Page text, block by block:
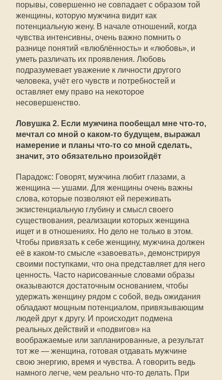
порывы, совершенно не совпадает с образом той
женщины, которую мужчина видит как
потенциальную жену. В начале отношений, когда
чувства интенсивны, очень важно помнить о
разнице понятий «влюблённость» и «любовь», и
уметь различать их проявления. Любовь
подразумевает уважение к личности другого
человека, учёт его чувств и потребностей и
оставляет ему право на некоторое
несовершенство.
Ловушка 2. Если мужчина пообещал мне что-то,
мечтал со мной о каком-то будущем, выражал
намерение и планы что-то со мной сделать,
значит, это обязательно произойдёт
Парадокс: Говорят, мужчина любит глазами, а
женщина — ушами. Для женщины очень важны
слова, которые позволяют ей переживать
экзистенциальную глубину и смысл своего
существования, реализации которых женщина
ищет и в отношениях. Но дело не только в этом.
Чтобы привязать к себе женщину, мужчина должен
её в каком-то смысле «завоевать», демонстрируя
своими поступками, что она представляет для него
ценность. Часто нарисованные словами образы
оказываются достаточным основанием, чтобы
удержать женщину рядом с собой, ведь ожидания
обладают мощным потенциалом, привязывающим
людей друг к другу. И происходит подмена
реальных действий и «подвигов» на
воображаемые или запланированные, а результат
тот же — женщина, готовая отдавать мужчине
свою энергию, время и чувства. А говорить ведь
намного легче, чем реально что-то делать. При